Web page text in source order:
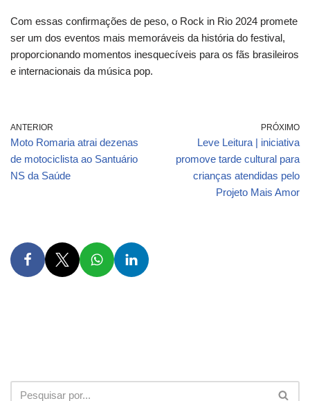
Com essas confirmações de peso, o Rock in Rio 2024 promete
ser um dos eventos mais memoráveis da história do festival,
proporcionando momentos inesquecíveis para os fãs brasileiros
e internacionais da música pop.
ANTERIOR
Moto Romaria atrai dezenas
de motociclista ao Santuário
NS da Saúde
PRÓXIMO
Leve Leitura | iniciativa
promove tarde cultural para
crianças atendidas pelo
Projeto Mais Amor